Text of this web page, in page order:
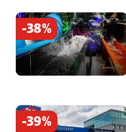
-38%
-39%